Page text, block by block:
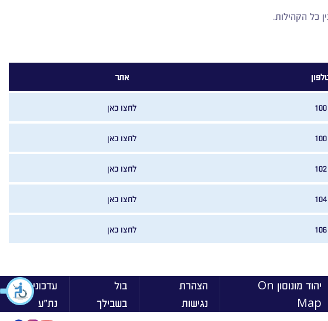
כל הקהילות.
אתר
100 לחצו כאן
100 לחצו כאן
102 לחצו כאן
104 לחצו כאן
106 לחצו כאן
יהוד מונוסון On
Map
הצהרת
נגישות
בול
בשבילך
עדכוני
נת״ע